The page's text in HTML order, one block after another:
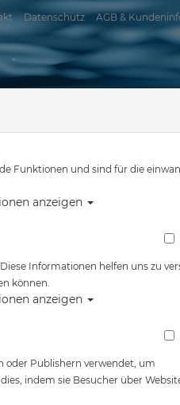
Datenschutz AGB &
Reisen
Flop Cool Shoe Original -
- Restposten
Funktionen und sind für die
anzeigen
Informationen helfen uns zu
können.
anzeigen
oder Publishern verwendet, um
indem sie Besucher über